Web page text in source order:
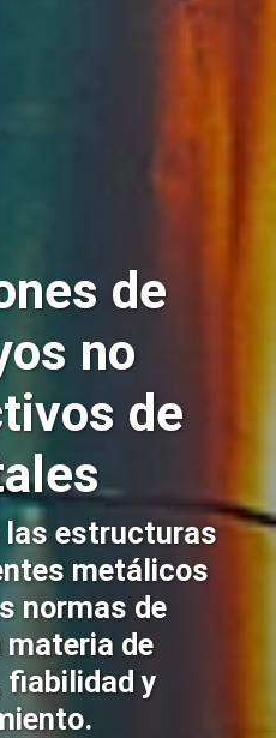
de
no
de
las estructuras
metálicos
normas de
materia de
fiabilidad y